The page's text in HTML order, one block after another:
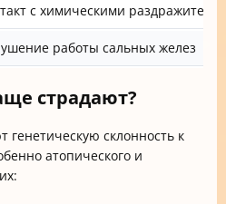
с химическими
работы сальных желез
страдают?
склонность к
атопического и